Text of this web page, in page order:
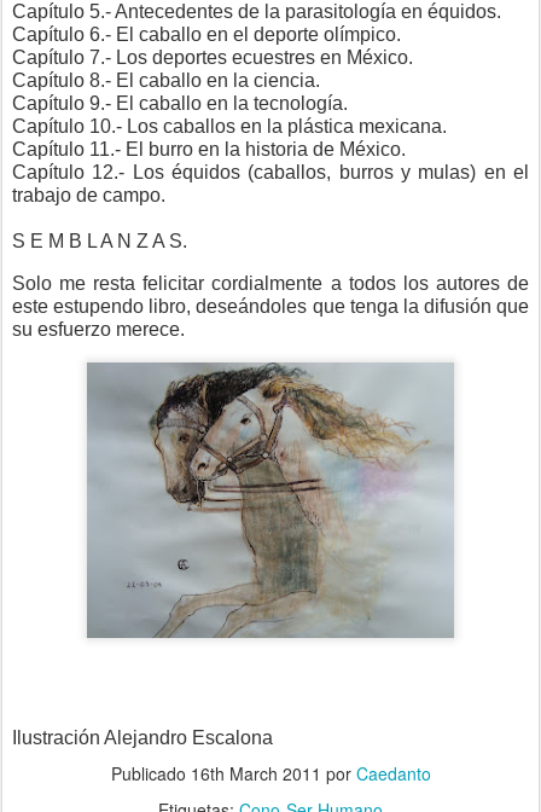
Capítulo 5.- Antecedentes de la parasitología en équidos.
Capítulo 6.- El caballo en el deporte olímpico.
Capítulo 7.- Los deportes ecuestres en México.
Capítulo 8.- El caballo en la ciencia.
Capítulo 9.- El caballo en la tecnología.
Capítulo 10.- Los caballos en la plástica mexicana.
Capítulo 11.- El burro en la historia de México.
Capítulo 12.- Los équidos (caballos, burros y mulas) en el
trabajo de campo.
S E M B L A N Z A S.
Solo me resta felicitar cordialmente a todos los autores de
este estupendo libro, deseándoles que tenga la difusión que
su esfuerzo merece.
Ilustración Alejandro Escalona
Publicado 16th March 2011 por Caedanto